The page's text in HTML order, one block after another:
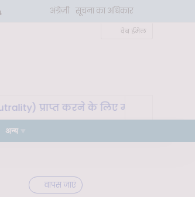
अंग्रेज़ी सूचना का अधिकार
वेब ईमेल
करने के लिए मृदा माइक्रोबायोम का
अन्य
वापस जाएं